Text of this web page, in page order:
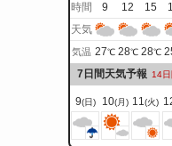
時間
9 12 15
天気
気温 27℃ 28℃ 28℃
7日間天気予報 14
9(日) 10(月) 11(火)